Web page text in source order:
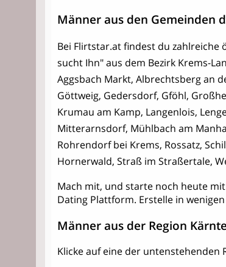
Männer aus den Gemeinden
Bei Flirtstar.at findest du zahlreiche
sucht Ihn" aus dem Bezirk Krems-
Aggsbach Markt, Albrechtsberg an
Göttweig, Gedersdorf, Gföhl,
Krumau am Kamp, Langenlois,
Mitterarnsdorf, Mühlbach am
Rohrendorf bei Krems, Rossatz,
Hornerwald, Straß im Straßertale,
Mach mit, und starte noch heute
Dating Plattform. Erstelle in
Männer aus der Region
Klicke auf eine der untenstehenden